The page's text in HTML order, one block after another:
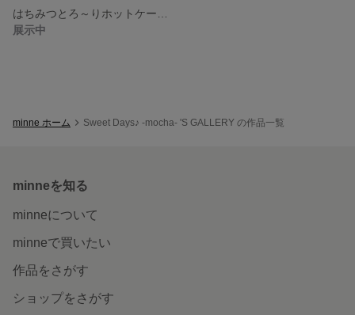
展示中
minne ホーム Sweet Days♪ -mocha- 'S GALLERY の作品一覧
minneを知る
minneについて
minneで買いたい
作品をさがす
ショップをさがす